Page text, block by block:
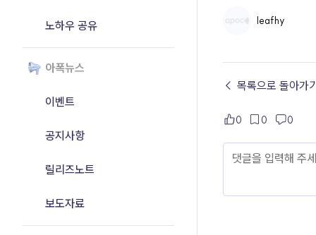
노하우 공유
아폭뉴스
이벤트
공지사항
릴리즈노트
보도자료
leafhy
← 목록으로 돌아가기
0 0 0